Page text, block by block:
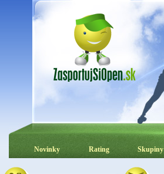
Novinky Rating Skupiny